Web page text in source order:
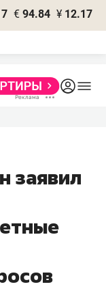
€ 94.84 ¥ 12.17
заявил